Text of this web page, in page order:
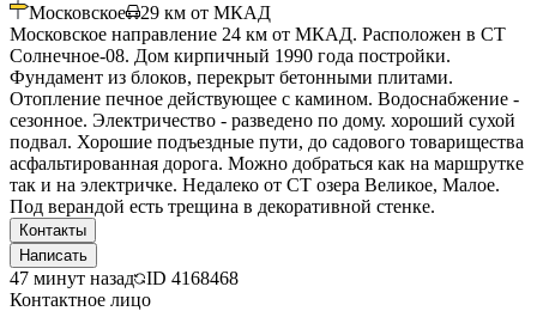
Московское 29 км от МКАД
Московское направление 24 км от МКАД. Расположен в СТ
Солнечное-08. Дом кирпичный 1990 года постройки.
Фундамент из блоков, перекрыт бетонными плитами.
Отопление печное действующее с камином. Водоснабжение -
сезонное. Электричество - разведено по дому. хороший сухой
подвал. Хорошие подъездные пути, до садового товарищества
асфальтированная дорога. Можно добраться как на маршрутке
так и на электричке. Недалеко от СТ озера Великое, Малое.
Под верандой есть трещина в декоративной стенке.
Контакты
Написать
47 минут назад ID 4168468
Контактное лицо